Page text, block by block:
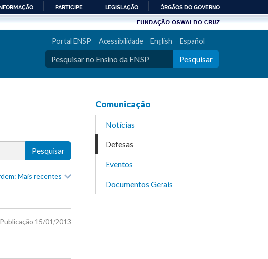
PARTICIPE LEGISLAÇÃO ÓRGÃOS DO GOVERNO
Portal ENSP Acessibilidade English Español
Pesquisar
Pesquisar
Ordem: Mais recentes
Publicação 15/01/2013
Comunicação
Notícias
Defesas
Eventos
Documentos Gerais